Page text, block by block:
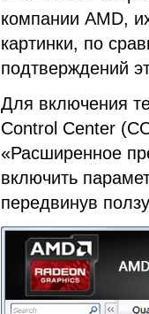
компании AMD,
картинки, по
подтверждений
Для включения
Control Center
«Расширенное
включить
передвинув